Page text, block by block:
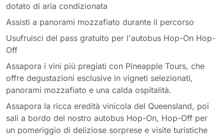
dotato di aria condizionata
Assisti a panorami mozzafiato durante il percorso
Usufruisci del pass gratuito per l'autobus Hop-On Hop-
Off
Assapora i vini più pregiati con Pineapple Tours, che
offre degustazioni esclusive in vigneti selezionati,
panorami mozzafiato e una calda ospitalità.
Assapora la ricca eredità vinicola del Queensland, poi
sali a bordo del nostro autobus Hop-On, Hop-Off per
un pomeriggio di deliziose sorprese e visite turistiche